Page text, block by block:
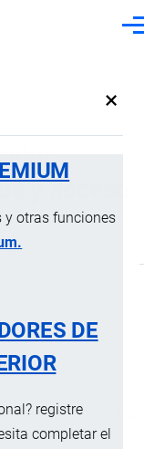
×
y otras funciones
DE
registre
completar el
y acceso
sobre productos
una